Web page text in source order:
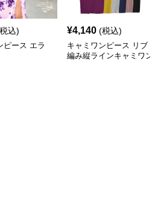
込)
ピース エラ
¥4,140 (税込)
キャミワンピース リブ
編み縦ラインキャミワン